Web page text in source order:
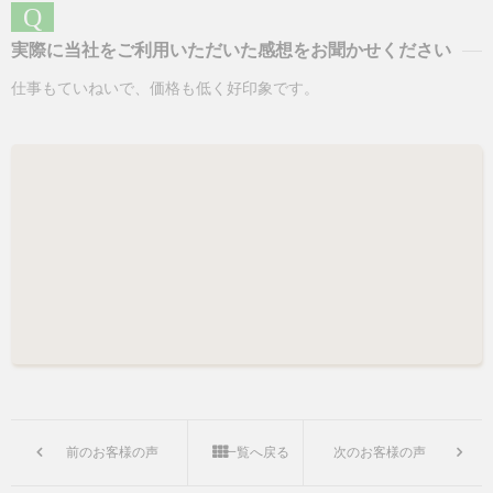
Q
実際に当社をご利用いただいた感想をお聞かせください
仕事もていねいで、価格も低く好印象です。
前のお客様の声 一覧へ戻る 次のお客様の声